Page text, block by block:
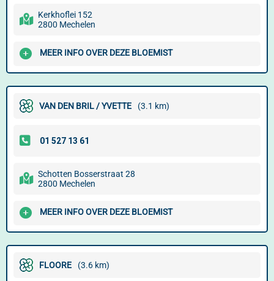
Kerkhoflei 152
2800 Mechelen
MEER INFO OVER DEZE BLOEMIST
VAN DEN BRIL / YVETTE (3.1 km)
Schotten Bosserstraat 28
2800 Mechelen
MEER INFO OVER DEZE BLOEMIST
FLOORE (3.6 km)